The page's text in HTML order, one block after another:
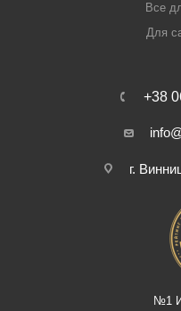
Все
Для
+38
г.
№1